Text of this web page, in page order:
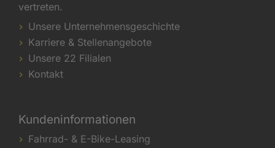
vertreten.
Unsere Unternehmensgeschichte
Karriere & Stellenangebote
Unsere 22 Filialen
Kontakt
Kundeninformationen
Fahrrad- & E-Bike-Leasing